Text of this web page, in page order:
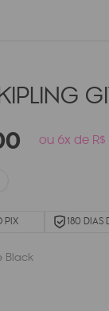
ou 6x de
PIX 180 DIAS
Black